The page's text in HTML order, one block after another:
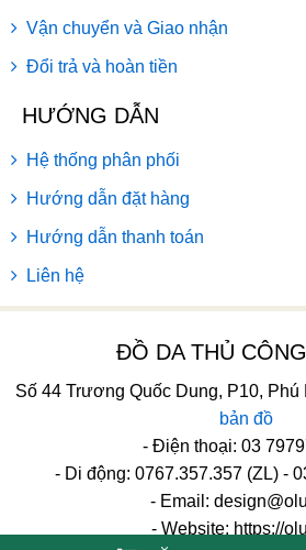
Vận chuyển và Giao nhận
Đổi trả và hoàn tiền
HƯỚNG DẪN
Hệ thống phân phối
Hướng dẫn đặt hàng
Hướng dẫn thanh toán
Liên hệ
ĐỒ DA THỦ
Số 44 Trương Quốc Dung, P10, Phú
bản đồ
- Điện thoại: 03
- Di động: 0767.357.357 (ZL) -
- Email:
- Website: https://